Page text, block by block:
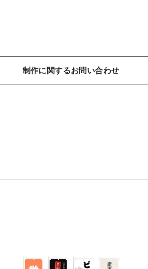
制作に関するお問い合わせ